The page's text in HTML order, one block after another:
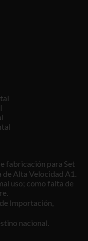
fabricación para Set
de Alta Velocidad A1.
uso; como falta de
Importación,
nacional.